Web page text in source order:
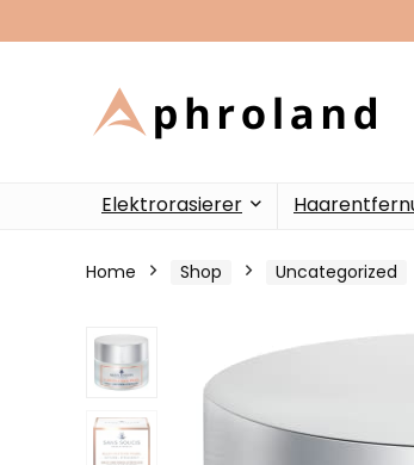
Elektrorasierer
Home Shop Uncategorized